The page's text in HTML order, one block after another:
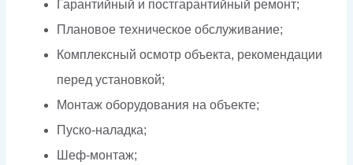
Гарантийный и постгарантийный ремонт;
Плановое техническое обслуживание;
Комплексный осмотр объекта, рекомендации
перед установкой;
Монтаж оборудования на объекте;
Пуско-наладка;
Шеф-монтаж;